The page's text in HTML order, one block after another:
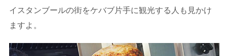
イスタンブールの街をケバブ片手に観光する人も見かけ
ますよ。